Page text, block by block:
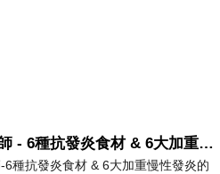
欣儀營養師 - 6種抗發炎食材 & 6大加重慢性發炎的飲食習慣
6種抗發炎食材 & 6大加重慢性發炎的